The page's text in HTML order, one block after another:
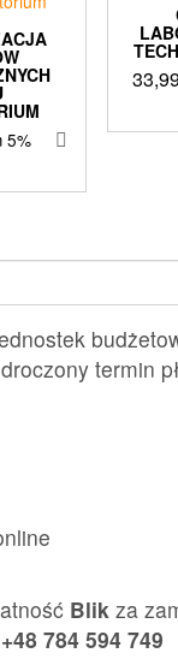
5%
termin
Blik za
+48 784 594 749